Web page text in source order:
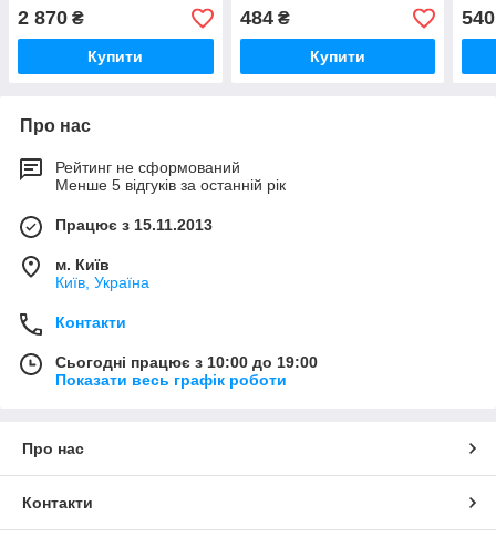
2 870 ₴
Купити
484₴
Купити
540
Про нас
Рейтинг не сформований
Менше 5 відгуків за останній рік
Працює з 15.11.2013
м. Київ
Київ, Україна
Контакти
Сьогодні працює з 10:00 до 19:00
Показати весь графік роботи
Про нас
Контакти